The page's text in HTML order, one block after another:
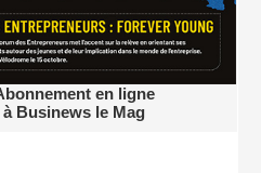
en ligne
à Businews le Mag